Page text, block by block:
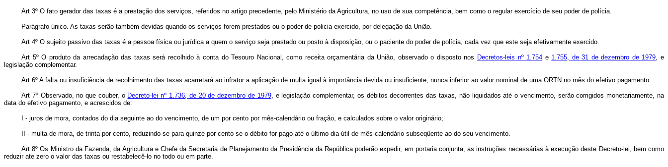
Art 3º O fato gerador das taxas é a prestação dos serviços, referidos no artigo precedente, pelo Ministério da Agricultura, no uso de sua competência, bem como o regular exercício de seu poder de polícia.
Parágrafo único. As taxas serão também devidas quando os serviços forem prestados ou o poder de policia exercido, por delegação da União.
Art 4º O sujeito passivo das taxas é a pessoa física ou jurídica a quem o serviço seja prestado ou posto à disposição, ou o paciente do poder de polícia, cada vez que este seja efetivamente exercido.
Art 5º O produto da arrecadação das taxas será recolhido à conta do Tesouro Nacional, como receita orçamentária da União, observado o disposto nos Decretos-leis nº 1.754 e 1.755, de 31 de dezembro de 1979 , e
legislação complementar.
Art 6º A falta ou insuficiência de recolhimento das taxas acarretará ao infrator a aplicação de multa igual à importância devida ou insuficiente, nunca inferior ao valor nominal de uma ORTN no mês do efetivo pagamento.
Art 7º Observado, no que couber, o Decreto-lei nº 1.736, de 20 de dezembro de 1979, e legislação complementar, os débitos decorrentes das taxas, não liquidados até o vencimento, serão corrigidos monetariamente, na
data do efetivo pagamento, e acrescidos de:
I - juros de mora, contados do dia seguinte ao do vencimento, de um por cento por mês-calendário ou fração, e calculados sobre o valor originário;
II - multa de mora, de trinta por cento, reduzindo-se para quinze por cento se o débito for pago até o último dia útil de mês-calendário subseqüente ao do seu vencimento.
Art 8º Os Ministro da Fazenda, da Agricultura e Chefe da Secretaria de Planejamento da Presidência da República poderão expedir, em portaria conjunta, as instruções necessárias à execução deste Decreto-lei, bem como
reduzir ate zero o valor das taxas ou restabelecê-lo no todo ou em parte.